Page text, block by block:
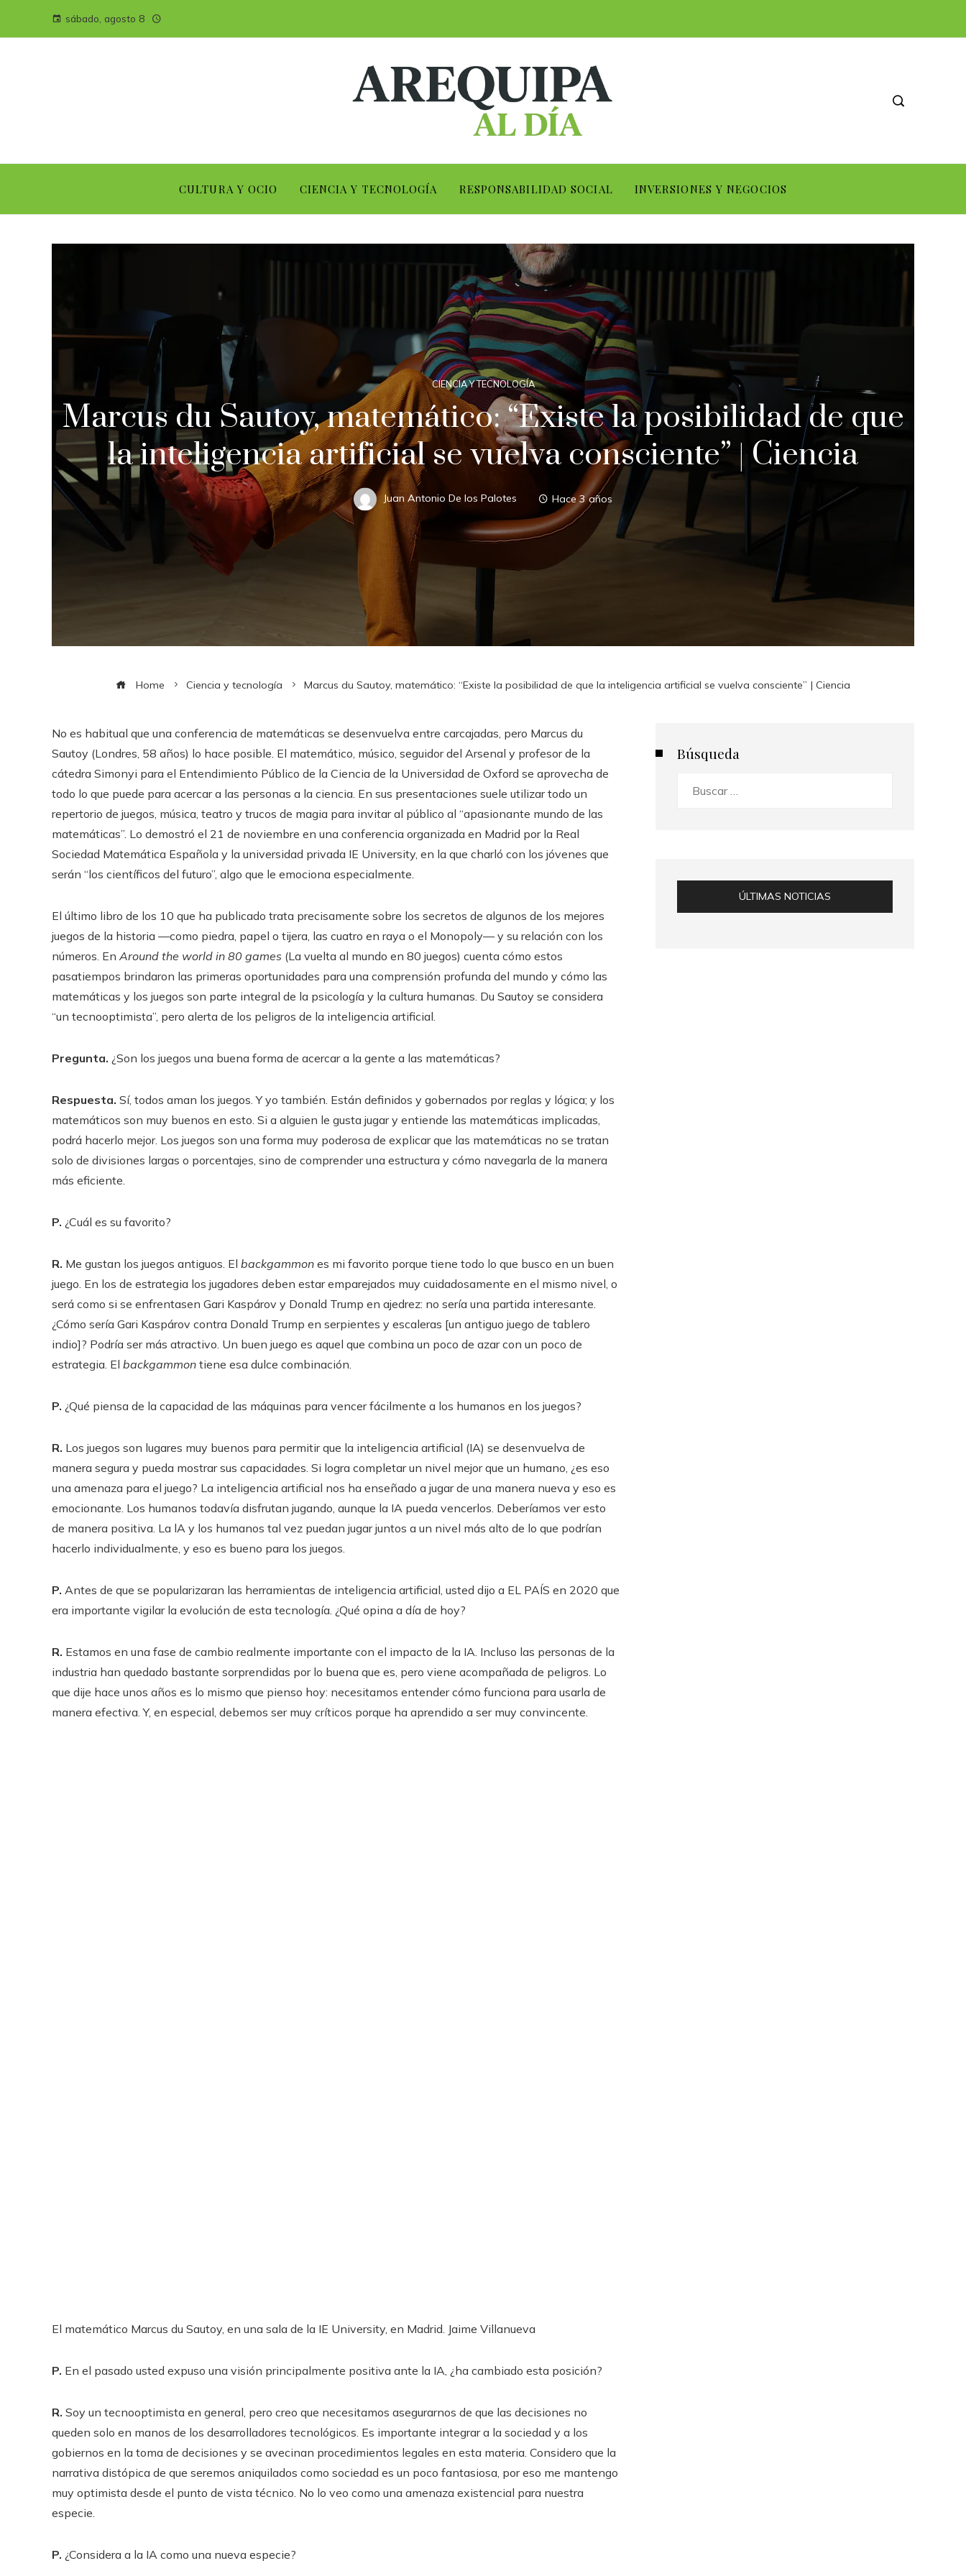
sábado, agosto 8
CULTURA Y OCIO CIENCIA Y TECNOLOGÍA RESPONSABILIDAD SOCIAL INVERSIONES Y NEGOCIOS
CIENCIA Y TECNOLOGÍA
Marcus du Sautoy, matemático: “Existe la posibilidad de que
la inteligencia artificial se vuelva consciente” | Ciencia
Juan Antonio De los Palotes Hace 3 años
Home Ciencia y tecnología Marcus du Sautoy, matemático: “Existe la posibilidad de que la inteligencia artificial se vuelva consciente” | Ciencia
No es habitual que una conferencia de matemáticas se desenvuelva entre carcajadas, pero Marcus du
Sautoy (Londres, 58 años) lo hace posible. El matemático, músico, seguidor del Arsenal y profesor de la
cátedra Simonyi para el Entendimiento Público de la Ciencia de la Universidad de Oxford se aprovecha de
todo lo que puede para acercar a las personas a la ciencia. En sus presentaciones suele utilizar todo un
repertorio de juegos, música, teatro y trucos de magia para invitar al público al “apasionante mundo de las
matemáticas”. Lo demostró el 21 de noviembre en una conferencia organizada en Madrid por la Real
Sociedad Matemática Española y la universidad privada IE University, en la que charló con los jóvenes que
serán “los científicos del futuro”, algo que le emociona especialmente.
El último libro de los 10 que ha publicado trata precisamente sobre los secretos de algunos de los mejores
juegos de la historia —como piedra, papel o tijera, las cuatro en raya o el Monopoly— y su relación con los
números. En Around the world in 80 games (La vuelta al mundo en 80 juegos) cuenta cómo estos
pasatiempos brindaron las primeras oportunidades para una comprensión profunda del mundo y cómo las
matemáticas y los juegos son parte integral de la psicología y la cultura humanas. Du Sautoy se considera
“un tecnooptimista”, pero alerta de los peligros de la inteligencia artificial.
Pregunta. ¿Son los juegos una buena forma de acercar a la gente a las matemáticas?
Respuesta. Sí, todos aman los juegos. Y yo también. Están definidos y gobernados por reglas y lógica; y los
matemáticos son muy buenos en esto. Si a alguien le gusta jugar y entiende las matemáticas implicadas,
podrá hacerlo mejor. Los juegos son una forma muy poderosa de explicar que las matemáticas no se tratan
solo de divisiones largas o porcentajes, sino de comprender una estructura y cómo navegarla de la manera
más eficiente.
P. ¿Cuál es su favorito?
R. Me gustan los juegos antiguos. El backgammon es mi favorito porque tiene todo lo que busco en un buen
juego. En los de estrategia los jugadores deben estar emparejados muy cuidadosamente en el mismo nivel, o
será como si se enfrentasen Gari Kaspárov y Donald Trump en ajedrez: no sería una partida interesante.
¿Cómo sería Gari Kaspárov contra Donald Trump en serpientes y escaleras [un antiguo juego de tablero
indio]? Podría ser más atractivo. Un buen juego es aquel que combina un poco de azar con un poco de
estrategia. El backgammon tiene esa dulce combinación.
P. ¿Qué piensa de la capacidad de las máquinas para vencer fácilmente a los humanos en los juegos?
R. Los juegos son lugares muy buenos para permitir que la inteligencia artificial (IA) se desenvuelva de
manera segura y pueda mostrar sus capacidades. Si logra completar un nivel mejor que un humano, ¿es eso
una amenaza para el juego? La inteligencia artificial nos ha enseñado a jugar de una manera nueva y eso es
emocionante. Los humanos todavía disfrutan jugando, aunque la IA pueda vencerlos. Deberíamos ver esto
de manera positiva. La lA y los humanos tal vez puedan jugar juntos a un nivel más alto de lo que podrían
hacerlo individualmente, y eso es bueno para los juegos.
P. Antes de que se popularizaran las herramientas de inteligencia artificial, usted dijo a EL PAÍS en 2020 que
era importante vigilar la evolución de esta tecnología. ¿Qué opina a día de hoy?
R. Estamos en una fase de cambio realmente importante con el impacto de la IA. Incluso las personas de la
industria han quedado bastante sorprendidas por lo buena que es, pero viene acompañada de peligros. Lo
que dije hace unos años es lo mismo que pienso hoy: necesitamos entender cómo funciona para usarla de
manera efectiva. Y, en especial, debemos ser muy críticos porque ha aprendido a ser muy convincente.
El matemático Marcus du Sautoy, en una sala de la IE University, en Madrid. Jaime Villanueva
P. En el pasado usted expuso una visión principalmente positiva ante la IA, ¿ha cambiado esta posición?
R. Soy un tecnooptimista en general, pero creo que necesitamos asegurarnos de que las decisiones no
queden solo en manos de los desarrolladores tecnológicos. Es importante integrar a la sociedad y a los
gobiernos en la toma de decisiones y se avecinan procedimientos legales en esta materia. Considero que la
narrativa distópica de que seremos aniquilados como sociedad es un poco fantasiosa, por eso me mantengo
muy optimista desde el punto de vista técnico. No lo veo como una amenaza existencial para nuestra
especie.
P. ¿Considera a la IA como una nueva especie?
Búsqueda
ÚLTIMAS NOTICIAS